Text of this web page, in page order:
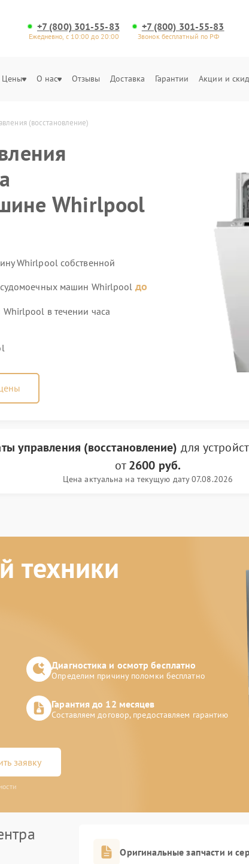
+7 (800) 301-55-83
Ежедневно, с 10:00 до 20:00
+7 (800) 301-55-83
Звонок бесплатный по РФ
Цены О нас Отзывы Доставка Гарантии Акции и
(восстановление)
Whirlpool
Whirlpool собственной
машин Whirlpool до
в течении часа
управления (восстановление) для
от2600 руб.
Цена актуальна на текущую дату 07.08.2026
техники
Диагностика и осмотр бесплатно
Определим причину поломки бесплатно
Гарантия до 12 месяцев
Составляем договор, предоставляем гарантию
заявку
Оригинальные запчасти и